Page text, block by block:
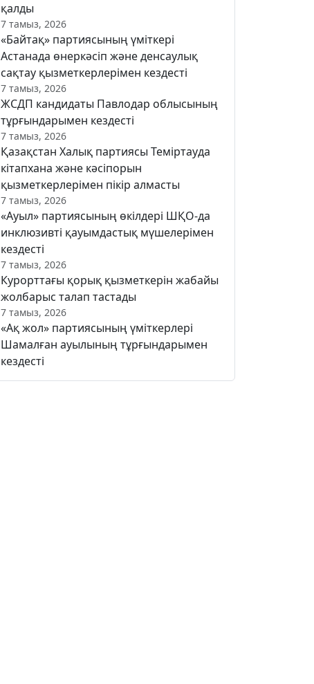
қалды
7 тамыз, 2026
«Байтақ» партиясының үміткері
Астанада өнеркәсіп және денсаулық
сақтау қызметкерлерімен кездесті
7 тамыз, 2026
ЖСДП кандидаты Павлодар облысының
тұрғындарымен кездесті
7 тамыз, 2026
Қазақстан Халық партиясы Теміртауда
кітапхана және кәсіпорын
қызметкерлерімен пікір алмасты
7 тамыз, 2026
«Ауыл» партиясының өкілдері ШҚО-да
инклюзивті қауымдастық мүшелерімен
кездесті
7 тамыз, 2026
Курорттағы қорық қызметкерін жабайы
жолбарыс талап тастады
7 тамыз, 2026
«Ақ жол» партиясының үміткерлері
Шамалған ауылының тұрғындарымен
кездесті